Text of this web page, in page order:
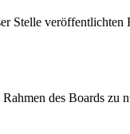
Stelle veröffentlichten
des Boards zu